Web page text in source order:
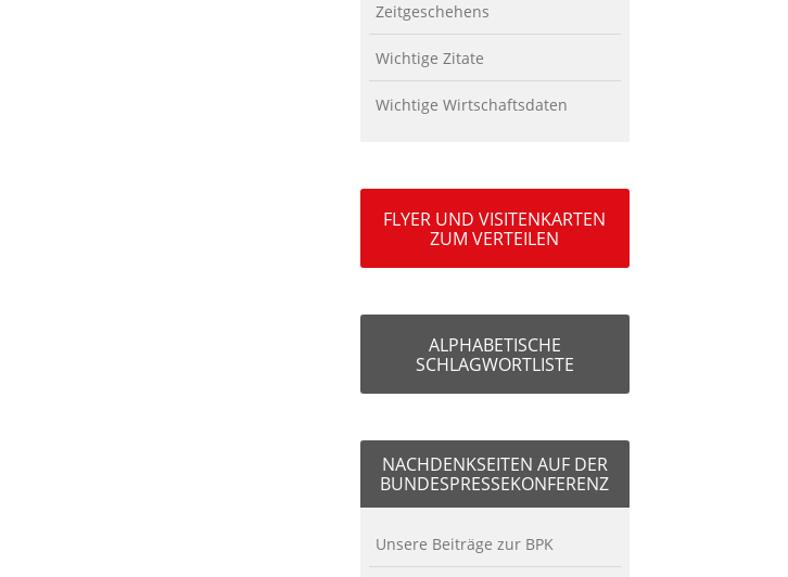
Zeitgeschehens
Wichtige Zitate
Wichtige Wirtschaftsdaten
FLYER UND VISITENKARTEN
ZUM VERTEILEN
ALPHABETISCHE
SCHLAGWORTLISTE
NACHDENKSEITEN AUF DER
BUNDESPRESSEKONFERENZ
Unsere Beiträge zur BPK